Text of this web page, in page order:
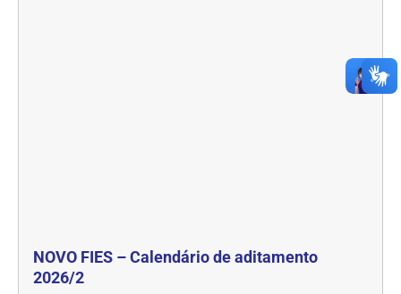
NOVO FIES – Calendário de aditamento
2026/2